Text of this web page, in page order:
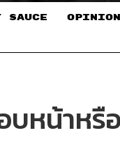
SAUCE​ OPINION
น้าหรื